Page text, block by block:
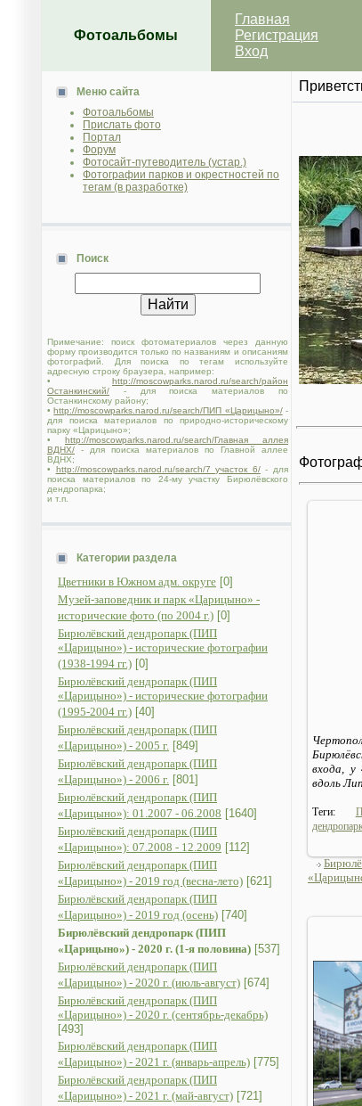
Фотоальбомы
Главная
Регистрация
Вход
Меню сайта
Фотоальбомы
Прислать фото
Портал
Форум
Фотосайт-путеводитель (устар.)
Фотографии парков и окрестностей по
тегам (в разработке)
Поиск
Примечание: поиск фотоматериалов через данную
форму производится только по названиям и описаниям
фотографий. Для поиска по тегам используйте
адресную строку браузера, например:
• http://moscowparks.narod.ru/search/район
Останкинский/ - для поиска материалов по
Останкинскому району;
•http://moscowparks.narod.ru/search/ПИП «Царицыно»/-
для поиска материалов по природно-историческому
парку «Царицыно»;
• http://moscowparks.narod.ru/search/Главная аллея
ВДНХ/ - для поиска материалов по Главной аллее
ВДНХ;
• http://moscowparks.narod.ru/search/7 участок 6/- для
поиска материалов по 24-му участку Бирюлёвского
дендропарка;
и т.п.
Категории раздела
Цветники в Южном адм. округе [0]
Музей-заповедник и парк «Царицыно» -
исторические фото (по 2004 г.) [0]
Бирюлёвский дендропарк (ПИП
«Царицыно») - исторические фотографии
(1938-1994 гг.) [0]
Бирюлёвский дендропарк (ПИП
«Царицыно») - исторические фотографии
(1995-2004 гг.) [40]
Бирюлёвский дендропарк (ПИП
«Царицыно») - 2005 г. [849]
Бирюлёвский дендропарк (ПИП
«Царицыно») - 2006 г. [801]
Бирюлёвский дендропарк (ПИП
«Царицыно»): 01.2007 - 06.2008 [1640]
Бирюлёвский дендропарк (ПИП
«Царицыно»): 07.2008 - 12.2009 [112]
Бирюлёвский дендропарк (ПИП
«Царицыно») - 2019 год (весна-лето) [621]
Бирюлёвский дендропарк (ПИП
«Царицыно») - 2019 год (осень) [740]
Бирюлёвский дендропарк (ПИП
«Царицыно») - 2020 г. (1-я половина) [537]
Бирюлёвский дендропарк (ПИП
«Царицыно») - 2020 г. (июль-август) [674]
Бирюлёвский дендропарк (ПИП
«Царицыно») - 2020 г. (сентябрь-декабрь)
[493]
Бирюлёвский дендропарк (ПИП
«Царицыно») - 2021 г. (январь-апрель) [775]
Бирюлёвский дендропарк (ПИП
«Царицыно») - 2021 г. (май-август) [721]
входа, у
вдоль
Теги: